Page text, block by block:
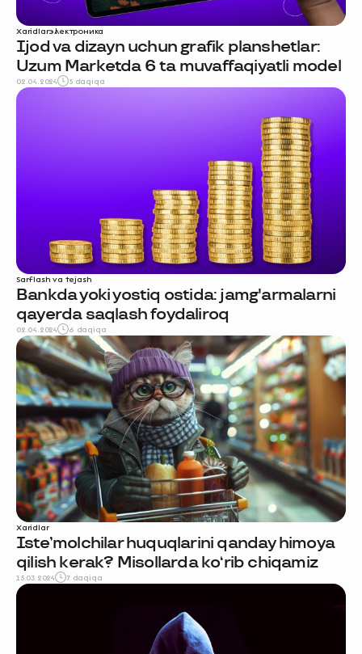
Xaridlarэлектроника
Ijod va dizayn uchun grafik planshetlar:
Uzum Marketda 6 ta muvaffaqiyatli model
02.04.2024 5 daqiqa
Sarflash va tejash
Bankda yoki yostiq ostida: jamg'armalarni
qayerda saqlash foydaliroq
02.04.2024 6 daqiqa
Xaridlar
Iste’molchilar huquqlarini qanday himoya
qilish kerak? Misollarda ko‘rib chiqamiz
15.03.2024 7 daqiqa